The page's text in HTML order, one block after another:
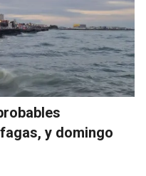
y domingo